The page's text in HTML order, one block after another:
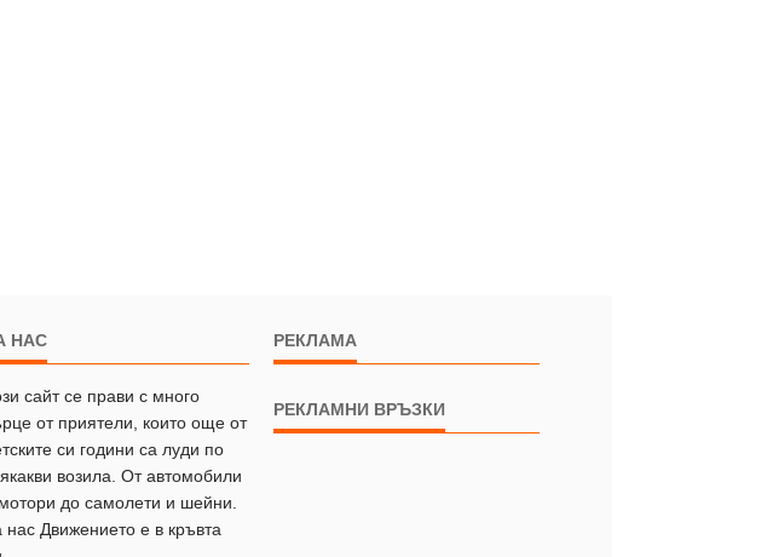
НАС
сайт се прави с много
от приятели, които още от
си години са луди по
возила. От автомобили
до самолети и шейни.
нас Движението е в кръвта
РЕКЛАМА
РЕКЛАМНИ ВРЪЗКИ